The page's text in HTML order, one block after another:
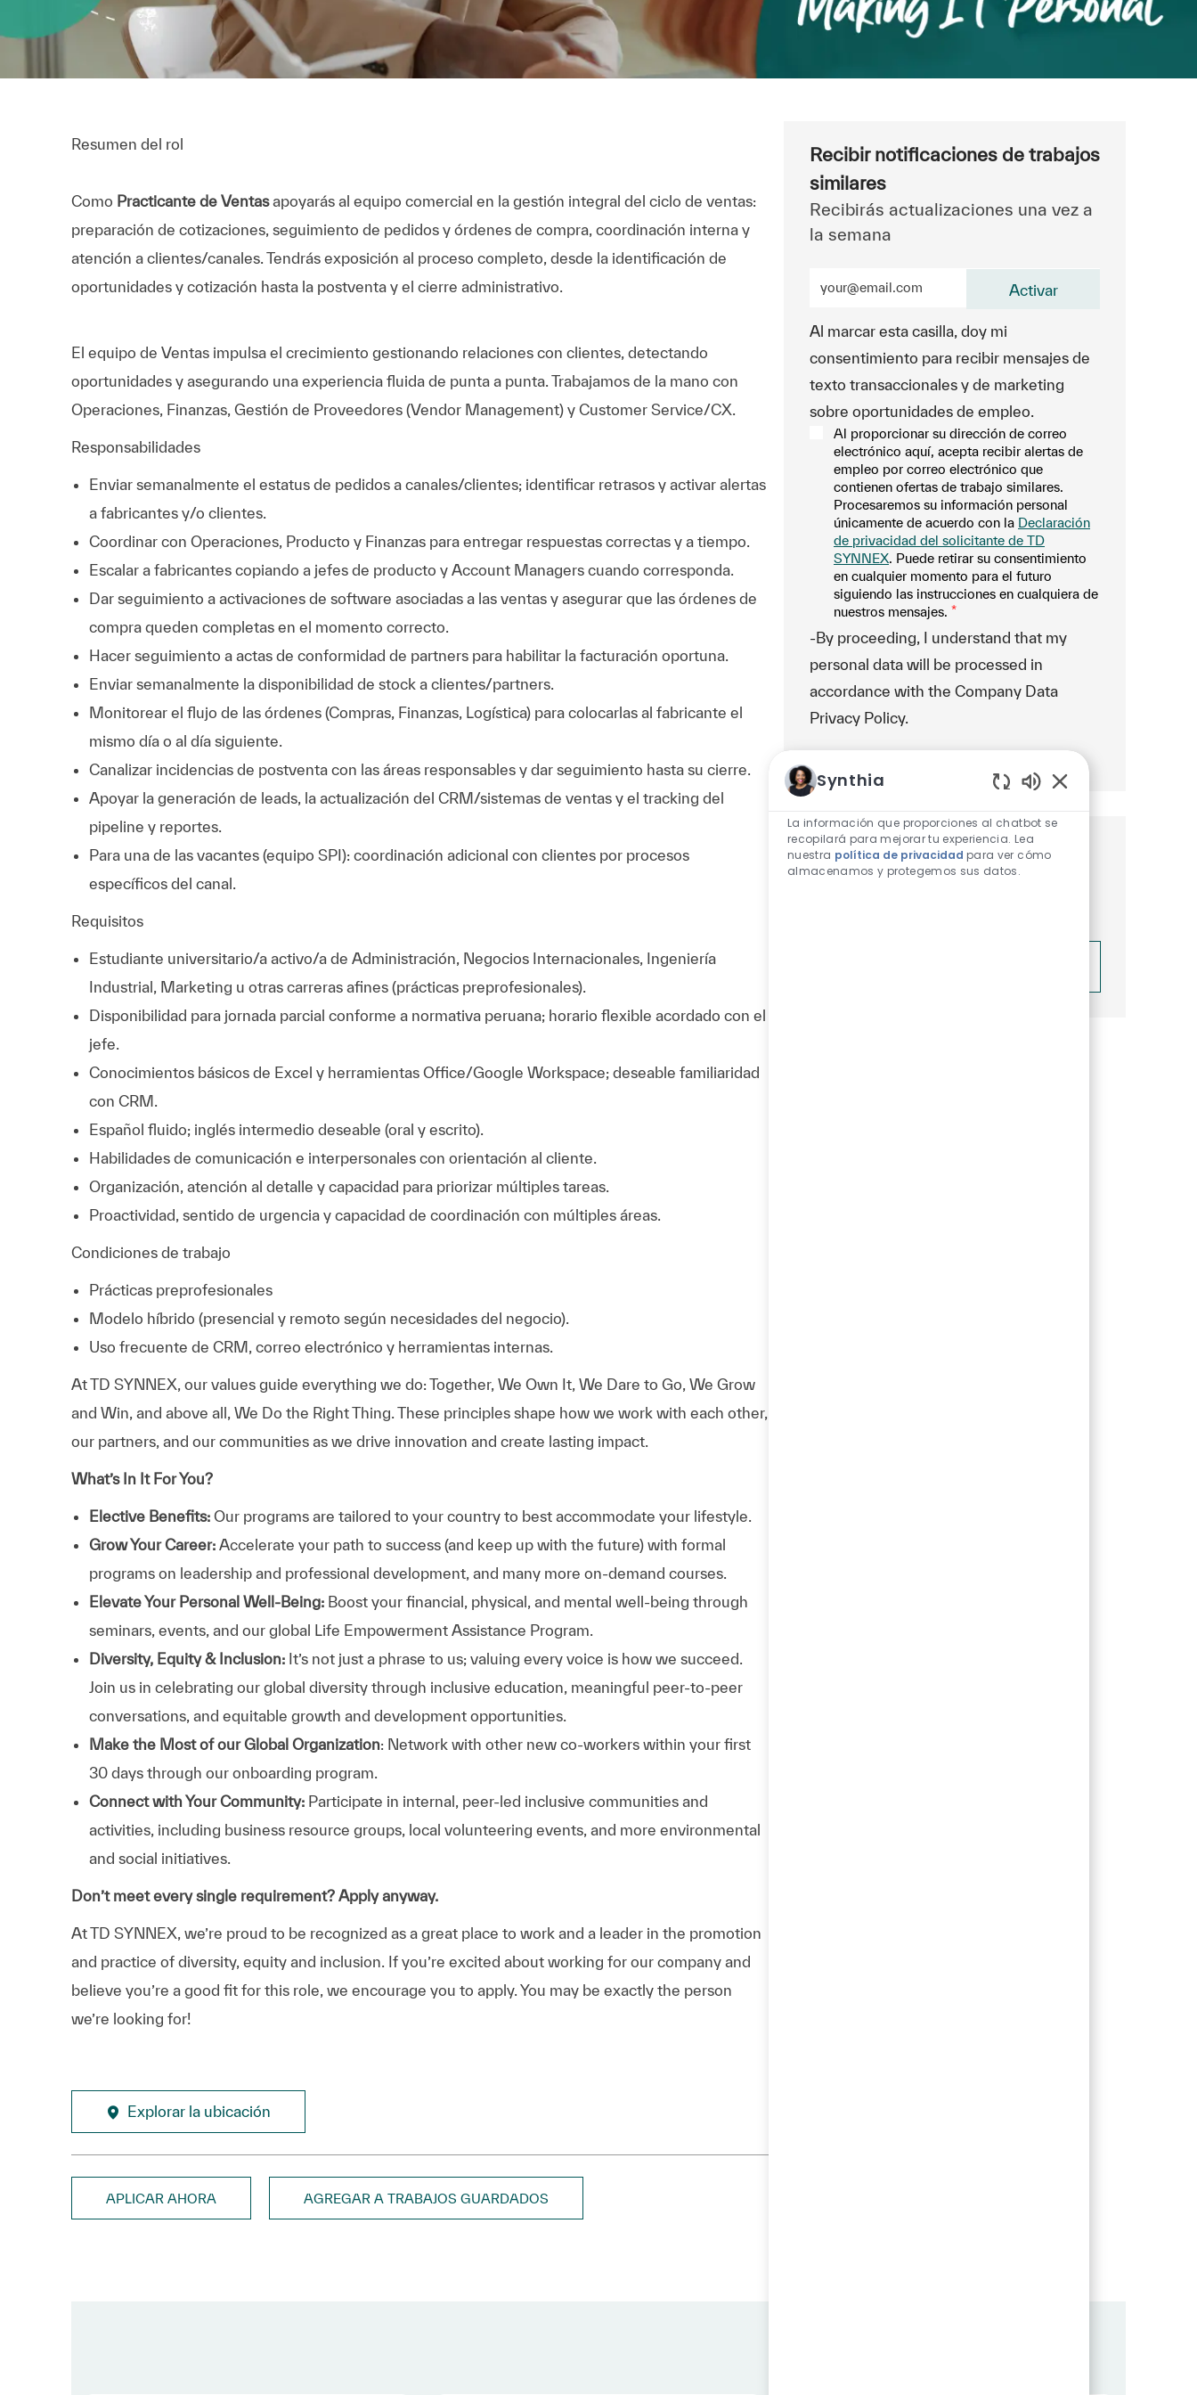
Resumen del rol
Como Practicante de Ventasapoyarás al equipo comercial en la gestión integral del ciclo de ventas:
preparación de cotizaciones, seguimiento de pedidos y órdenes de compra, coordinación interna y
atención a clientes/canales. Tendrás exposición al proceso completo, desde la identificación de
oportunidades y cotización hasta la postventa y el cierre administrativo.
El equipo de Ventas impulsa el crecimiento gestionando relaciones con clientes, detectando
oportunidades y asegurando una experiencia fluida de punta a punta. Trabajamos de la mano con
Operaciones, Finanzas, Gestión de Proveedores (Vendor Management) y Customer Service/CX.
Responsabilidades
Enviar semanalmente el estatus de pedidos a canales/clientes; identificar retrasos y activar alertas
a fabricantes y/o clientes.
Coordinar con Operaciones, Producto y Finanzas para entregar respuestas correctas y a tiempo.
Escalar a fabricantes copiando a jefes de producto y Account Managers cuando corresponda.
Dar seguimiento a activaciones de software asociadas a las ventas y asegurar que las órdenes de
compra queden completas en el momento correcto.
Hacer seguimiento a actas de conformidad de partners para habilitar la facturación oportuna.
Enviar semanalmente la disponibilidad de stock a clientes/partners.
Monitorear el flujo de las órdenes (Compras, Finanzas, Logística) para colocarlas al fabricante el
mismo día o al día siguiente.
Canalizar incidencias de postventa con las áreas responsables y dar seguimiento hasta su cierre.
Apoyar la generación de leads, la actualización del CRM/sistemas de ventas y el tracking del
pipeline y reportes.
Para una de las vacantes (equipo SPI): coordinación adicional con clientes por procesos
específicos del canal.
Requisitos
Estudiante universitario/a activo/a de Administración, Negocios Internacionales, Ingeniería
Industrial, Marketing u otras carreras afines (prácticas preprofesionales).
Disponibilidad para jornada parcial conforme a normativa peruana; horario flexible acordado con el
jefe.
Conocimientos básicos de Excel y herramientas Office/Google Workspace; deseable familiaridad
con CRM.
Español fluido; inglés intermedio deseable (oral y escrito).
Habilidades de comunicación e interpersonales con orientación al cliente.
Organización, atención al detalle y capacidad para priorizar múltiples tareas.
Proactividad, sentido de urgencia y capacidad de coordinación con múltiples áreas.
Condiciones de trabajo
Prácticas preprofesionales
Modelo híbrido (presencial y remoto según necesidades del negocio).
Uso frecuente de CRM, correo electrónico y herramientas internas.
At TD SYNNEX, our values guide everything we do: Together, We Own It, We Dare to Go, We Grow
and Win, and above all, We Do the Right Thing. These principles shape how we work with each other,
our partners, and our communities as we drive innovation and create lasting impact.
What’s In It For You?
Elective Benefits: Our programs are tailored to your country to best accommodate your lifestyle.
Grow Your Career: Accelerate your path to success (and keep up with the future) with formal
programs on leadership and professional development, and many more on-demand courses.
Elevate Your Personal Well-Being: Boost your financial, physical, and mental well-being through
seminars, events, and our global Life Empowerment Assistance Program.
Diversity, Equity & Inclusion: It’s not just a phrase to us; valuing every voice is how we succeed.
Join us in celebrating our global diversity through inclusive education, meaningful peer-to-peer
conversations, and equitable growth and development opportunities.
Make the Most of our Global Organization: Network with other new co-workers within your first
30 days through our onboarding program.
Connect with Your Community: Participate in internal, peer-led inclusive communities and
activities, including business resource groups, local volunteering events, and more environmental
and social initiatives.
Don’t meet every single requirement? Apply anyway.
At TD SYNNEX, we’re proud to be recognized as a great place to work and a leader in the promotion
and practice of diversity, equity and inclusion. If you’re excited about working for our company and
believe you’re a good fit for this role, we encourage you to apply. You may be exactly the person
we’re looking for!
Explorar la ubicación
APLICAR AHORA AGREGAR A TRABAJOS GUARDADOS
Recibir notificaciones de trabajos
similares
Recibirás actualizaciones una vez a
la semana
Al marcar esta casilla, doy mi
consentimiento para recibir mensajes de
texto transaccionales y de marketing
sobre oportunidades de empleo.
Al proporcionar su dirección de correo
electrónico aquí, acepta recibir alertas de
empleo por correo electrónico que
contienen ofertas de trabajo similares.
Procesaremos su información personal
únicamente de acuerdo con la Declaración
de privacidad del solicitante de TD
SYNNEX. Puede retirar su consentimiento
en cualquier momento para el futuro
siguiendo las instrucciones en cualquiera de
nuestros mensajes. *
-By proceeding, I understand that my
personal data will be processed in
accordance with the Company Data
Privacy Policy.
Activar
Obtén recomendaciones de
trabajo personalizadas basadas
Synthia
La información que proporciones al chatbot se
recopilará para mejorar tu experiencia. Lea
nuestra política de privacidad para ver cómo
almacenamos y protegemos sus datos.